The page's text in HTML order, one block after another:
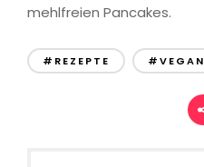
mehlfreien Pancakes.
#REZEPTE #VEGAN